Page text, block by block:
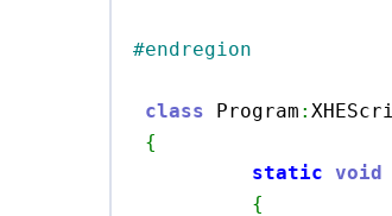
#endregion
class Program :
{
static void
{